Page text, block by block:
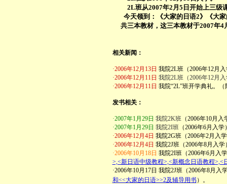
2L班从2007年2月5日开始上三级
今天领到：《大家的日语2》《大
共三本教材，这三本教材于2007年4
相关新闻：
·2006年12月13日 我院2L班（2006年12月
·2006年12月11日 我院2L班（2006年12月
·2006年12月11日 我院“2L”班开学典礼。（
发书相关：
·2007年1月29日 我院2K班（2006年10月入
·2007年1月29日 我院2I班（2006年6月入学
·2006年12月4日 我院2G班（2006年2月入
·2006年12月4日 我院2J班（2006年8月入
·2006年10月18日 我院2I班（2006年6月入
>,<新日语中级教程>,<新概念日语教程>,<
·2006年10月17日 我院2J班（2006年8月
和<<大家的日语>>2及辅导用书）。